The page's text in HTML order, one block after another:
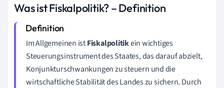
Was ist Fiskalpolitik? – Definition
Im Allgemeinen istFiskalpolitikein wichtiges
Steuerungsinstrument des Staates, das darauf abzielt,
Konjunkturschwankungen zu steuern und die
wirtschaftliche Stabilität des Landes zu sichern. Durch